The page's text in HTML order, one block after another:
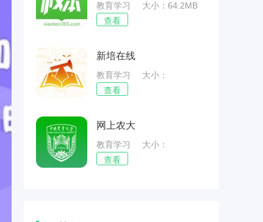
教育学习
大小：64.2MB
查看
新培在线
教育学习
大小：
64.53MB
查看
网上农大
教育学习
大小：
57.69MB
查看